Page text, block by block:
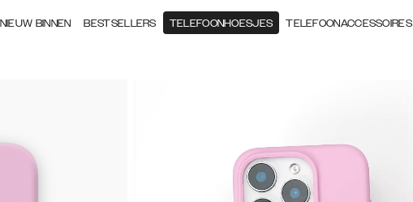
NIEUW BINNEN BESTSELLERS TELEFOONHOESJES TELEFOONACCESSOIRES